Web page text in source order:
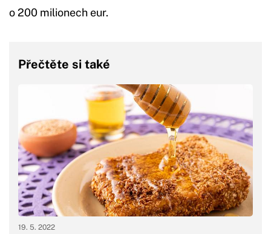
o 200 milionech eur.
Přečtěte si také
19. 5. 2022